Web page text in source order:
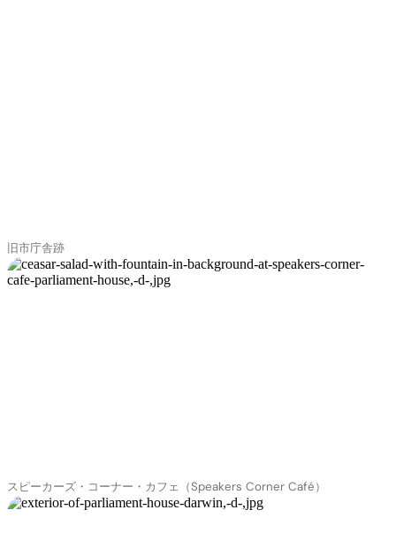
旧市庁舎跡
スピーカーズ・コーナー・カフェ（Speakers Corner Café）